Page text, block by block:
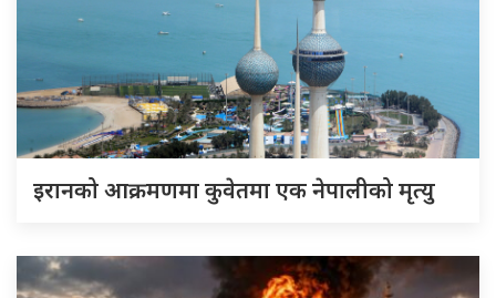
इरानको आक्रमणमा कुवेतमा एक नेपालीको मृत्यु